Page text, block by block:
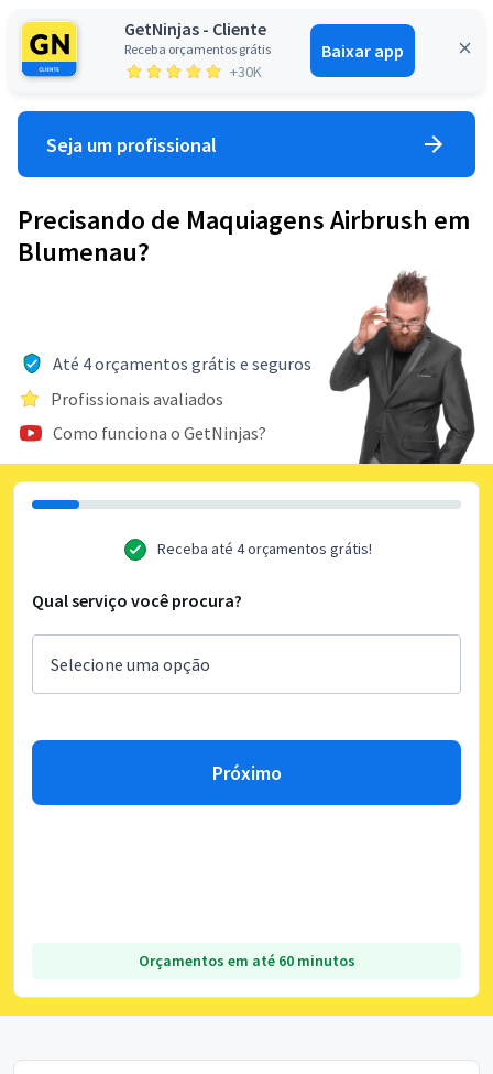
GetNinjas - Cliente
Receba orçamentos grátis
+30K
Baixar app
Entrar
Seja um profissional
Precisando de Maquiagens Airbrush em
Blumenau?
Até 4 orçamentos grátis e seguros
Profissionais avaliados
Como funciona o GetNinjas?
Receba até 4 orçamentos grátis!
Qual serviço você procura?
Próximo
Orçamentos em até 60 minutos